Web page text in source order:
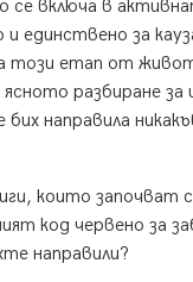
се включа в
единствено за
този етап от
разбиране
направила
които започват
код червено за
направили?